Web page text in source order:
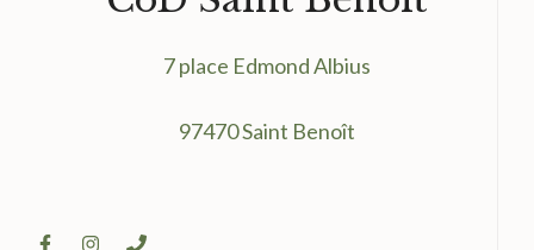
7 place Edmond Albius
97470 Saint Benoît